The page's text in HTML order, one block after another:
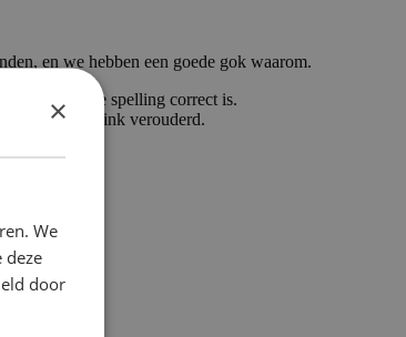
en we hebben een goede gok waarom.
dan of de spelling correct is.
komen, is de link verouderd.
×
We
deze
door